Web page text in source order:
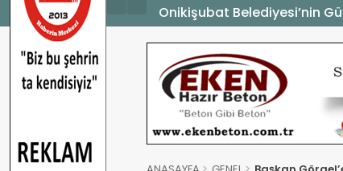
Onikişubat Belediyesi’nin